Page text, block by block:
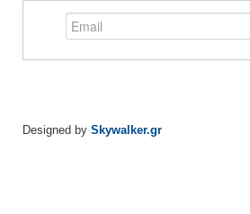
Designed by Skywalker.gr